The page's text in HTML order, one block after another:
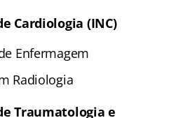
Cardiologia (INC)
Enfermagem
Radiologia
Traumatologia e